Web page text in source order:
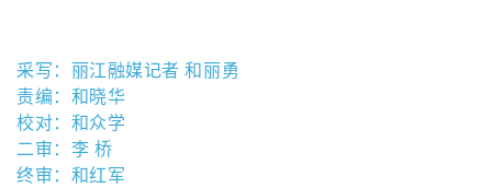
采写：丽江融媒记者 和丽勇
责编：和晓华
校对：和众学
二审：李 桥
终审：和红军